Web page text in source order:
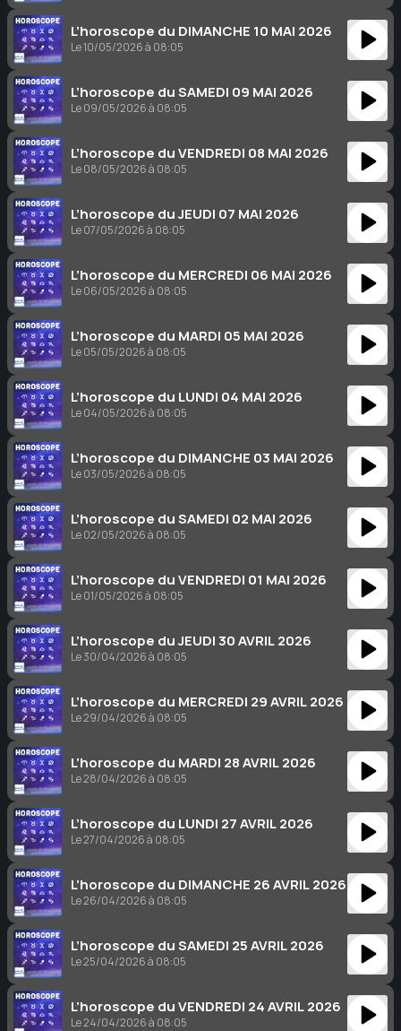
L’horoscope du DIMANCHE 10 MAI 2026
Le 10/05/2026 à 08:05
L’horoscope du SAMEDI 09 MAI 2026
Le 09/05/2026 à 08:05
L’horoscope du VENDREDI 08 MAI 2026
Le 08/05/2026 à 08:05
L’horoscope du JEUDI 07 MAI 2026
Le 07/05/2026 à 08:05
L’horoscope du MERCREDI 06 MAI 2026
Le 06/05/2026 à 08:05
L’horoscope du MARDI 05 MAI 2026
Le 05/05/2026 à 08:05
L’horoscope du LUNDI 04 MAI 2026
Le 04/05/2026 à 08:05
L’horoscope du DIMANCHE 03 MAI 2026
Le 03/05/2026 à 08:05
L’horoscope du SAMEDI 02 MAI 2026
Le 02/05/2026 à 08:05
L’horoscope du VENDREDI 01 MAI 2026
Le 01/05/2026 à 08:05
L’horoscope du JEUDI 30 AVRIL 2026
Le 30/04/2026 à 08:05
L’horoscope du MERCREDI 29 AVRIL 2026
Le 29/04/2026 à 08:05
L’horoscope du MARDI 28 AVRIL 2026
Le 28/04/2026 à 08:05
L’horoscope du LUNDI 27 AVRIL 2026
Le 27/04/2026 à 08:05
L’horoscope du DIMANCHE 26 AVRIL 2026
Le 26/04/2026 à 08:05
L’horoscope du SAMEDI 25 AVRIL 2026
Le 25/04/2026 à 08:05
L’horoscope du VENDREDI 24 AVRIL 2026
Le 24/04/2026 à 08:05